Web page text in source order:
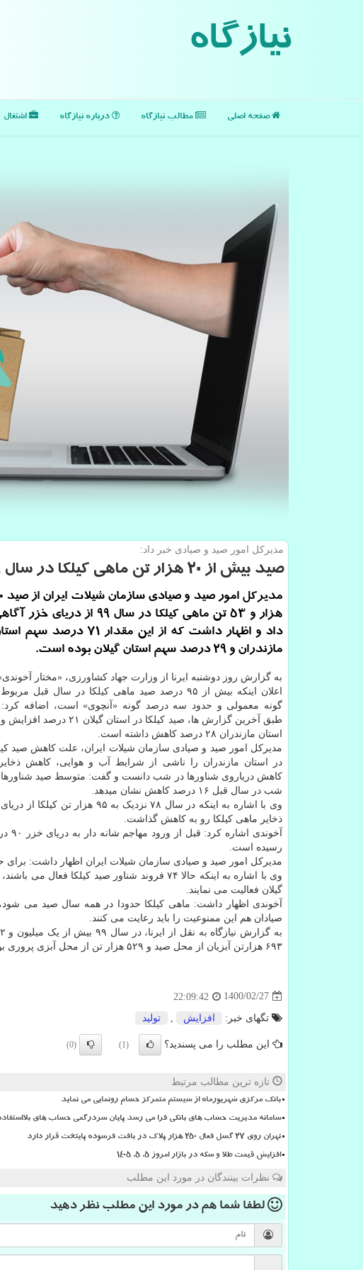
نیازگاه
صفحه اصلی مطالب نیازگاه درباره نیازگاه اشتغال
مدیركل امور صید و صیادی خبر داد:
صید بیش از ۲۰ هزار تن ماهی كیلكا در سال ۹۹
مدیرکل
هزار و 53 تن ماهی کیلکا در سال 99 از دریای خزر
داد و اظهار داشت که از این مقدار 71 درصد سهم
مازندران و 29 درصد سهم استان گیلان بوده است.
به گزارش روز دوشنبه ایرنا از وزارت جهاد کشاورزی، «مختار
اعلان اینکه بیش از ۹۵ درصد صید ماهی کیلکا در سال قبل
گونه معمولی و حدود سه درصد گونه «آنچوی» است، اضافه کرد:
طبق آخرین گزارش ها، صید کیلکا در استان گیلان ۲۱ درصد
استان مازندران ۲۸ درصد کاهش داشته است.
مدیرکل امور صید و صیادی سازمان شیلات ایران، علت کاهش صید
در استان مازندران را ناشی از شرایط آب و هوایی، کاهش
کاهش دریاروی شناورها در شب دانست و گفت: متوسط صید شناورها
شب در سال قبل ۱۶ درصد کاهش نشان میدهد.
وی با اشاره به اینکه در سال
ذخایر ماهی کیلکا رو به کاهش گذاشت.
رسیده است.
مدیرکل امور صید و صیادی سازمان شیلات ایران اظهار داشت: برای حفظ ذخایر کیلکا،
گیلان فعالیت می نمایند.
آخوندی اظهار داشت: ماهی کیلکا حدودا در همه سال صید می
صیادان هم این ممنوعیت را باید رعایت می کنند.
۶۹۳ هزارتن آبزیان از محل صید و ۵۲۹ هزار تن از محل آبزی پروری بوده است.
1400/02/27
22:09:42
تگهای خبر: افزایش تولید
این مطلب را می پسندید؟ (1)
(0)
تازه ترین مطالب مرتبط
بانک مرکزی شهریورماه از سیستم متمرکز حسام رونمایی می نماید
سامانه مدیریت حساب های بانکی فرا می رسد پایان سردرگمی حساب های
تهران روی ۲۷ گسل فعال ۲۵۰ هزار پلاک در بافت فرسوده پایتخت قرار دارد
افزایش قیمت طلا و سکه در بازار امروز ۵. ۵. ۱۴۰۵
نظرات بینندگان در مورد این مطلب
لطفا شما همدر مورد این مطلب نظر دهید